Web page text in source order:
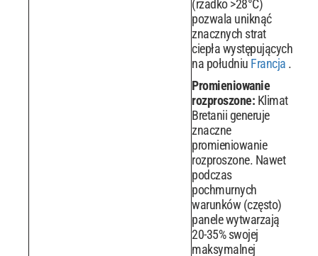
(rzadko >28°C)
pozwala uniknąć
znacznych strat
ciepła występujących
na południu Francja .
Promieniowanie
rozproszone: Klimat
Bretanii generuje
znaczne
promieniowanie
rozproszone. Nawet
podczas
pochmurnych
warunków (często)
panele wytwarzają
20-35% swojej
maksymalnej